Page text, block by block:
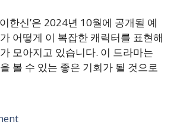
한신’은 2024년 10월에 공개될 예
어떻게 이 복잡한 캐릭터를 표현해
모아지고 있습니다. 이 드라마는
볼 수 있는 좋은 기회가 될 것으로